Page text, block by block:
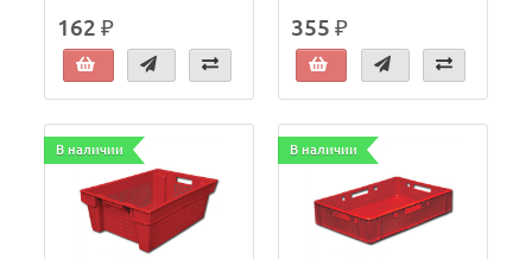
162 ₽ 355 ₽
В наличии В наличии